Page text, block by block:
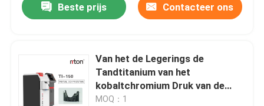
Fabrieksreis
Contacteer ons
Beste prijs Contacteer ons
Van het de Legerings de
Tandtitanium van het
kobaltchromium Druk van de
Printerone stop denture 3D
MOQ：1